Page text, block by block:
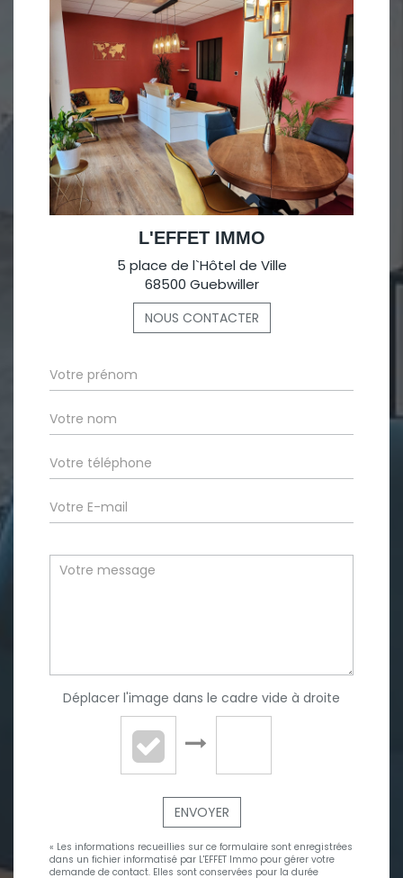
L'EFFET IMMO
5 place de l`Hôtel de Ville
68500 Guebwiller
NOUS CONTACTER
Déplacer l'image dans le cadre vide à droite
ENVOYER
« Les informations recueillies sur ce formulaire sont enregistrées
dans un fichier informatisé par L'EFFET Immo pour gérer votre
demande de contact. Elles sont conservées pour la durée